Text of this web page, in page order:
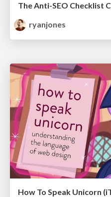
ryanjones
How To Speak Unicorn